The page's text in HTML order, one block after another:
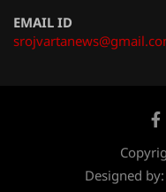
EMAIL ID
Designed by: